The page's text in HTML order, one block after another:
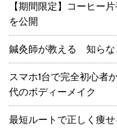
【期間限定】コーヒー
を公開
鍼灸師が教える 知らな
スマホ1台で完全初心者
代のボディーメイク
最短ルートで正しく痩